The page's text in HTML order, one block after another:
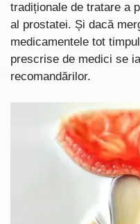
tradiționale de tratare a
al prostatei. Și dacă
medicamentele tot
prescrise de medici se
recomandărilor.